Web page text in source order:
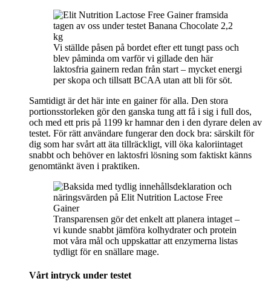
Vi ställde påsen på bordet efter ett tungt pass och
blev påminda om varför vi gillade den här
laktosfria gainern redan från start – mycket energi
per skopa och tillsatt BCAA utan att bli för söt.
Samtidigt är det här inte en gainer för alla. Den stora
portionsstorleken gör den ganska tung att få i sig i full dos,
och med ett pris på 1199 kr hamnar den i den dyrare delen av
testet. För rätt användare fungerar den dock bra: särskilt för
dig som har svårt att äta tillräckligt, vill öka kaloriintaget
snabbt och behöver en laktosfri lösning som faktiskt känns
genomtänkt även i praktiken.
Transparensen gör det enkelt att planera intaget –
vi kunde snabbt jämföra kolhydrater och protein
mot våra mål och uppskattar att enzymerna listas
tydligt för en snällare mage.
Vårt intryck under testet